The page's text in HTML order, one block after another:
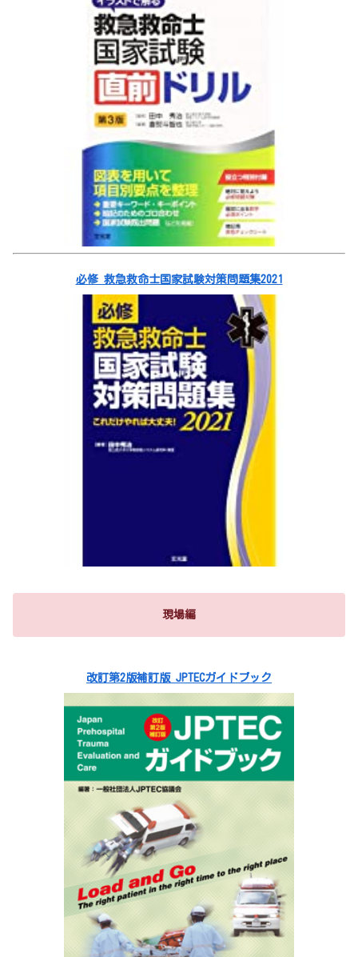
必修 救急救命士国家試験対策問題集2021
現場編
改訂第2版補訂版 JPTECガイドブック